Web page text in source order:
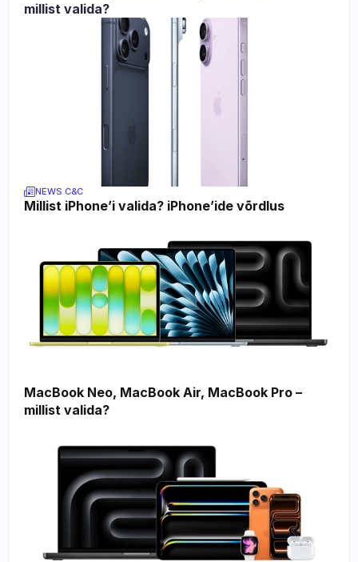
millist valida?
NEWS C&C
Millist iPhone’i valida? iPhone’ide võrdlus
MacBook Neo, MacBook Air, MacBook Pro –
millist valida?